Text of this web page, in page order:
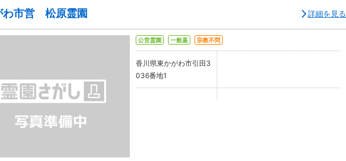
わ市営 松原霊園 詳細を見る
公営霊園 一般墓 宗教不問
香川県東かがわ市引田3
036番地1